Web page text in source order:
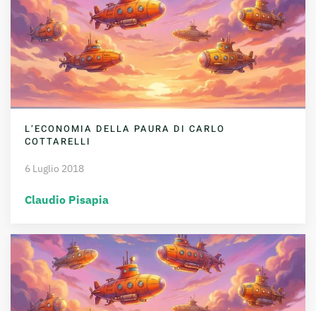
L’ECONOMIA DELLA PAURA DI CARLO
COTTARELLI
6 Luglio 2018
Claudio Pisapia